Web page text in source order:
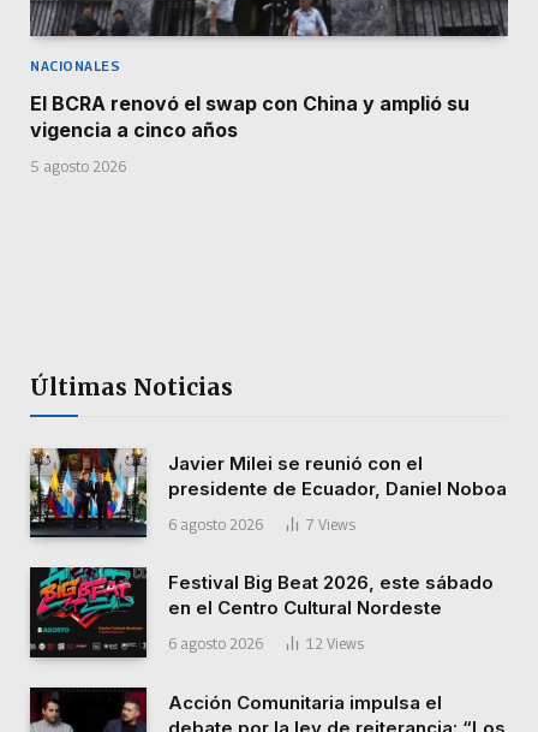
NACIONALES
El BCRA renovó el swap con China y amplió su
vigencia a cinco años
5 agosto 2026
Últimas Noticias
Javier Milei se reunió con el
presidente de Ecuador, Daniel Noboa
6 agosto 2026 7 Views
Festival Big Beat 2026, este sábado
en el Centro Cultural Nordeste
6 agosto 2026 12 Views
Acción Comunitaria impulsa el